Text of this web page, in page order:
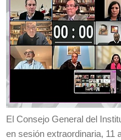
El Consejo General del
en sesión extraordinaria, 11